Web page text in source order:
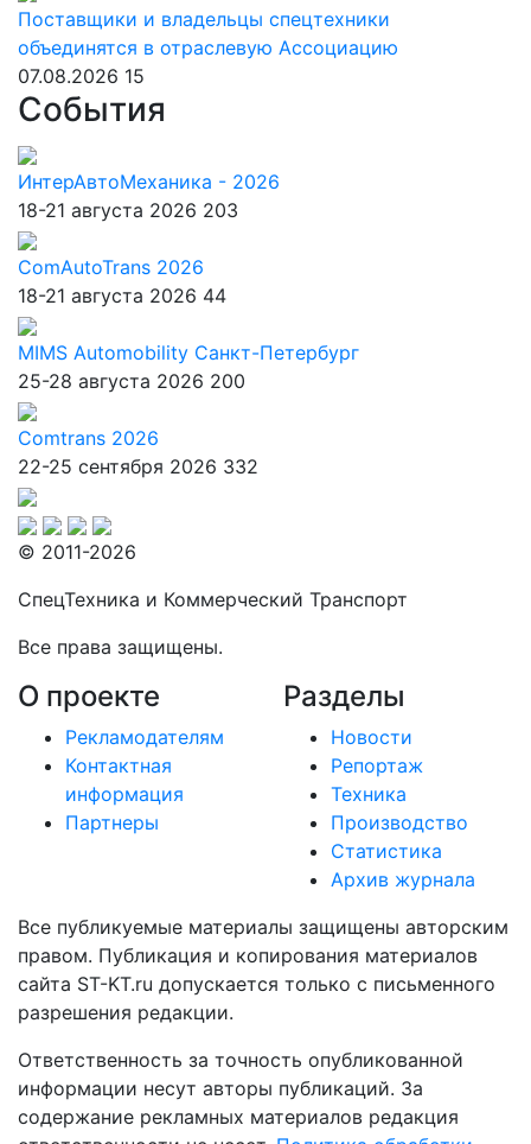
Поставщики и владельцы спецтехники
объединятся в отраслевую Ассоциацию
07.08.2026 15
События
ИнтерАвтоМеханика - 2026
18-21 августа 2026 203
ComAutoTrans 2026
18-21 августа 2026 44
MIMS Automobility Санкт-Петербург
25-28 августа 2026 200
Comtrans 2026
22-25 сентября 2026 332
© 2011-2026
СпецТехника и Коммерческий Транспорт
Все права защищены.
О проекте
Рекламодателям
Контактная
информация
Партнеры
Разделы
Новости
Репортаж
Техника
Производство
Статистика
Архив журнала
Все публикуемые материалы защищены авторским
правом. Публикация и копирования материалов
сайта ST-KT.ru допускается только с письменного
разрешения редакции.
Ответственность за точность опубликованной
информации несут авторы публикаций. За
содержание рекламных материалов редакция